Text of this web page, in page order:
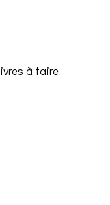
à faire